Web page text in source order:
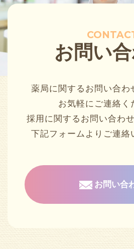
お問い
薬局に関するお問い合わ
お気軽にご連絡く
採用に関するお問い合わ
下記フォームよりご連絡
お問い合